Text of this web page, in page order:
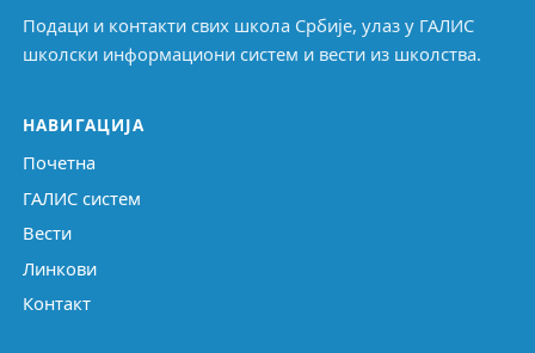
Подаци и контакти свих школа Србије, улаз у ГАЛИС
школски информациони систем и вести из школства.
НАВИГАЦИЈА
Почетна
ГАЛИС систем
Вести
Линкови
Контакт